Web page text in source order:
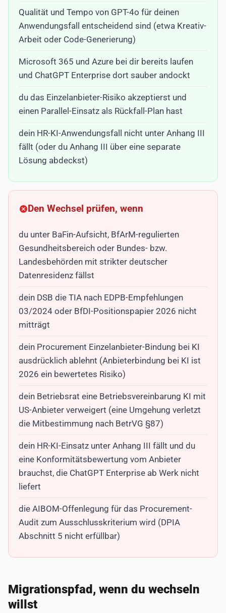
Qualität und Tempo von GPT-4o für deinen
Anwendungsfall entscheidend sind (etwa Kreativ-
Arbeit oder Code-Generierung)
Microsoft 365 und Azure bei dir bereits laufen
und ChatGPT Enterprise dort sauber andockt
du das Einzelanbieter-Risiko akzeptierst und
einen Parallel-Einsatz als Rückfall-Plan hast
dein HR-KI-Anwendungsfall nicht unter Anhang III
fällt (oder du Anhang III über eine separate
Lösung abdeckst)
Den Wechsel prüfen, wenn
du unter BaFin-Aufsicht, BfArM-regulierten
Gesundheitsbereich oder Bundes- bzw.
Landesbehörden mit strikter deutscher
Datenresidenz fällst
dein DSB die TIA nach EDPB-Empfehlungen
03/2024 oder BfDI-Positionspapier 2026 nicht
mitträgt
dein Procurement Einzelanbieter-Bindung bei KI
ausdrücklich ablehnt (Anbieterbindung bei KI ist
2026 ein bewertetes Risiko)
dein Betriebsrat eine Betriebsvereinbarung KI mit
US-Anbieter verweigert (eine Umgehung verletzt
die Mitbestimmung nach BetrVG §87)
dein HR-KI-Einsatz unter Anhang III fällt und du
eine Konformitätsbewertung vom Anbieter
brauchst, die ChatGPT Enterprise ab Werk nicht
liefert
die AIBOM-Offenlegung für das Procurement-
Audit zum Ausschlusskriterium wird (DPIA
Abschnitt 5 nicht erfüllbar)
Migrationspfad, wenn du wechseln
willst